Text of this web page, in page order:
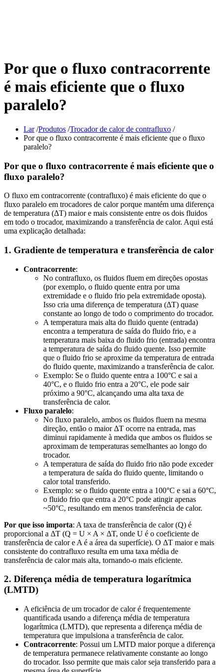
Por que o fluxo contracorrente
é mais eficiente que o fluxo
paralelo?
Lar/Produtos /Trocador de calor de contrafluxo /
Por que o fluxo contracorrente é mais eficiente que o fluxo
paralelo?
Por que o fluxo contracorrente é mais eficiente que o
fluxo paralelo?
O fluxo em contracorrente (contrafluxo) é mais eficiente do que o
fluxo paralelo em trocadores de calor porque mantém uma diferença
de temperatura (ΔT) maior e mais consistente entre os dois fluidos
em todo o trocador, maximizando a transferência de calor. Aqui está
uma explicação detalhada:
1. Gradiente de temperatura e transferência de calor
Contracorrente:
No contrafluxo, os fluidos fluem em direções opostas
(por exemplo, o fluido quente entra por uma
extremidade e o fluido frio pela extremidade oposta).
Isso cria uma diferença de temperatura (ΔT) quase
constante ao longo de todo o comprimento do trocador.
A temperatura mais alta do fluido quente (entrada)
encontra a temperatura de saída do fluido frio, e a
temperatura mais baixa do fluido frio (entrada) encontra
a temperatura de saída do fluido quente. Isso permite
que o fluido frio se aproxime da temperatura de entrada
do fluido quente, maximizando a transferência de calor.
Exemplo: Se o fluido quente entra a 100°C e sai a
40°C, e o fluido frio entra a 20°C, ele pode sair
próximo a 90°C, alcançando uma alta taxa de
transferência de calor.
Fluxo paralelo:
No fluxo paralelo, ambos os fluidos fluem na mesma
direção, então o maior ΔT ocorre na entrada, mas
diminui rapidamente à medida que ambos os fluidos se
aproximam de temperaturas semelhantes ao longo do
trocador.
A temperatura de saída do fluido frio não pode exceder
a temperatura de saída do fluido quente, limitando o
calor total transferido.
Exemplo: se o fluido quente entra a 100°C e sai a 60°C,
o fluido frio que entra a 20°C pode atingir apenas
~50°C, resultando em menos transferência de calor.
Por que isso importa: A taxa de transferência de calor (Q) é
proporcional a ΔT (Q = U × A × ΔT, onde U é o coeficiente de
transferência de calor e A é a área da superfície). O ΔT maior e mais
consistente do contrafluxo resulta em uma taxa média de
transferência de calor mais alta, tornando-o mais eficiente.
2. Diferença média de temperatura logarítmica
(LMTD)
A eficiência de um trocador de calor é frequentemente
quantificada usando a diferença média de temperatura
logarítmica (LMTD), que representa a diferença média de
temperatura que impulsiona a transferência de calor.
Contracorrente: Possui um LMTD maior porque a diferença
de temperatura permanece relativamente constante ao longo
do trocador. Isso permite que mais calor seja transferido para a